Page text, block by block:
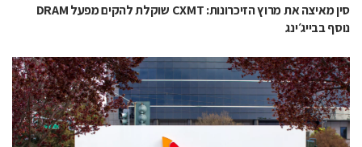
סין מאיצה את מרוץ הזיכרונות: CXMT שוקלת להקים מפעל DRAM
נוסף בבייג׳ינג